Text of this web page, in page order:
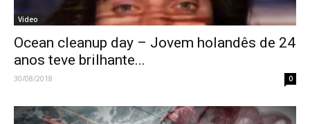
Video
Ocean cleanup day – Jovem holandês de 24
anos teve brilhante...
30/08/2018 0